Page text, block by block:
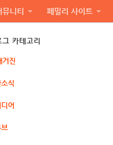
뮤니티 페밀리 사이트
그 카테고리
거진
식
어